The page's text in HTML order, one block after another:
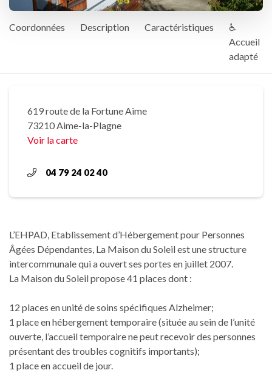
Coordonnées Description Caractéristiques
♿
Accueil
adapté
619 route de la Fortune Aime
73210 Aime-la-Plagne
Voir la carte
04 79 24 02 40
L’EHPAD, Etablissement d’Hébergement pour Personnes
Âgées Dépendantes, La Maison du Soleil est une structure
intercommunale qui a ouvert ses portes en juillet 2007.
La Maison du Soleil propose 41 places dont :
12 places en unité de soins spécifiques Alzheimer;
1 place en hébergement temporaire (située au sein de l’unité
ouverte, l’accueil temporaire ne peut recevoir des personnes
présentant des troubles cognitifs importants);
1 place en accueil de jour.